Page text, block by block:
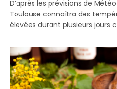
D’après les prévisions de
Toulouse connaîtra des
élevées durant plusieurs jours